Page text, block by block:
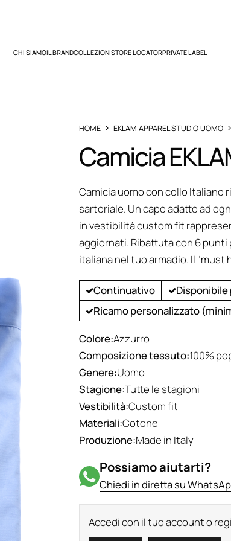
CHI SIAMOIL BRANDCOLLEZIONISTORE LOCATORPRIVATE LABEL
HOME EKLAM APPAREL STUDIO UOMO
Camicia
Camicia uomo con collo Italiano
sartoriale. Un capo adatto ad
in vestibilità custom fit
aggiornati. Ribattuta con 6
italiana nel tuo armadio. Il "must
Continuativo Disponibile
Ricamo personalizzato
Colore:Azzurro
Composizione tessuto:100%
Genere:Uomo
Stagione:Tutte le stagioni
Vestibilità:Custom fit
Materiali:Cotone
Produzione:Made in Italy
Possiamo aiutarti?
Chiedi in diretta su
Accedi con il tuo account o